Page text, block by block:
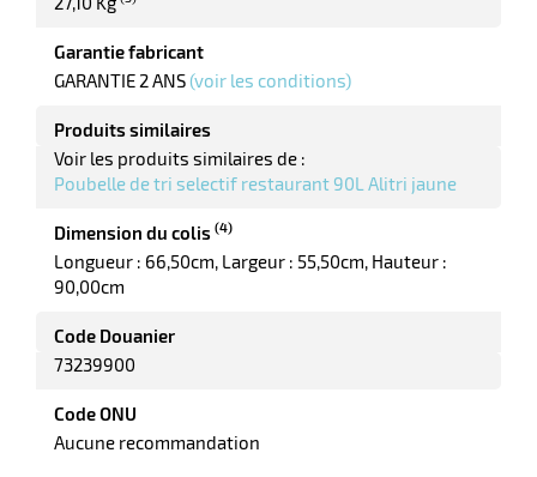
Garantie fabricant
GARANTIE 2 ANS(voir les conditions)
Produits similaires
Voir les produits similaires de :
Poubelle de tri selectif restaurant 90L Alitri jaune
Dimension du colis (4)
Longueur : 66,50cm Largeur : 55,50cm Hauteur :
90,00cm
Code Douanier
73239900
Code ONU
Aucune recommandation